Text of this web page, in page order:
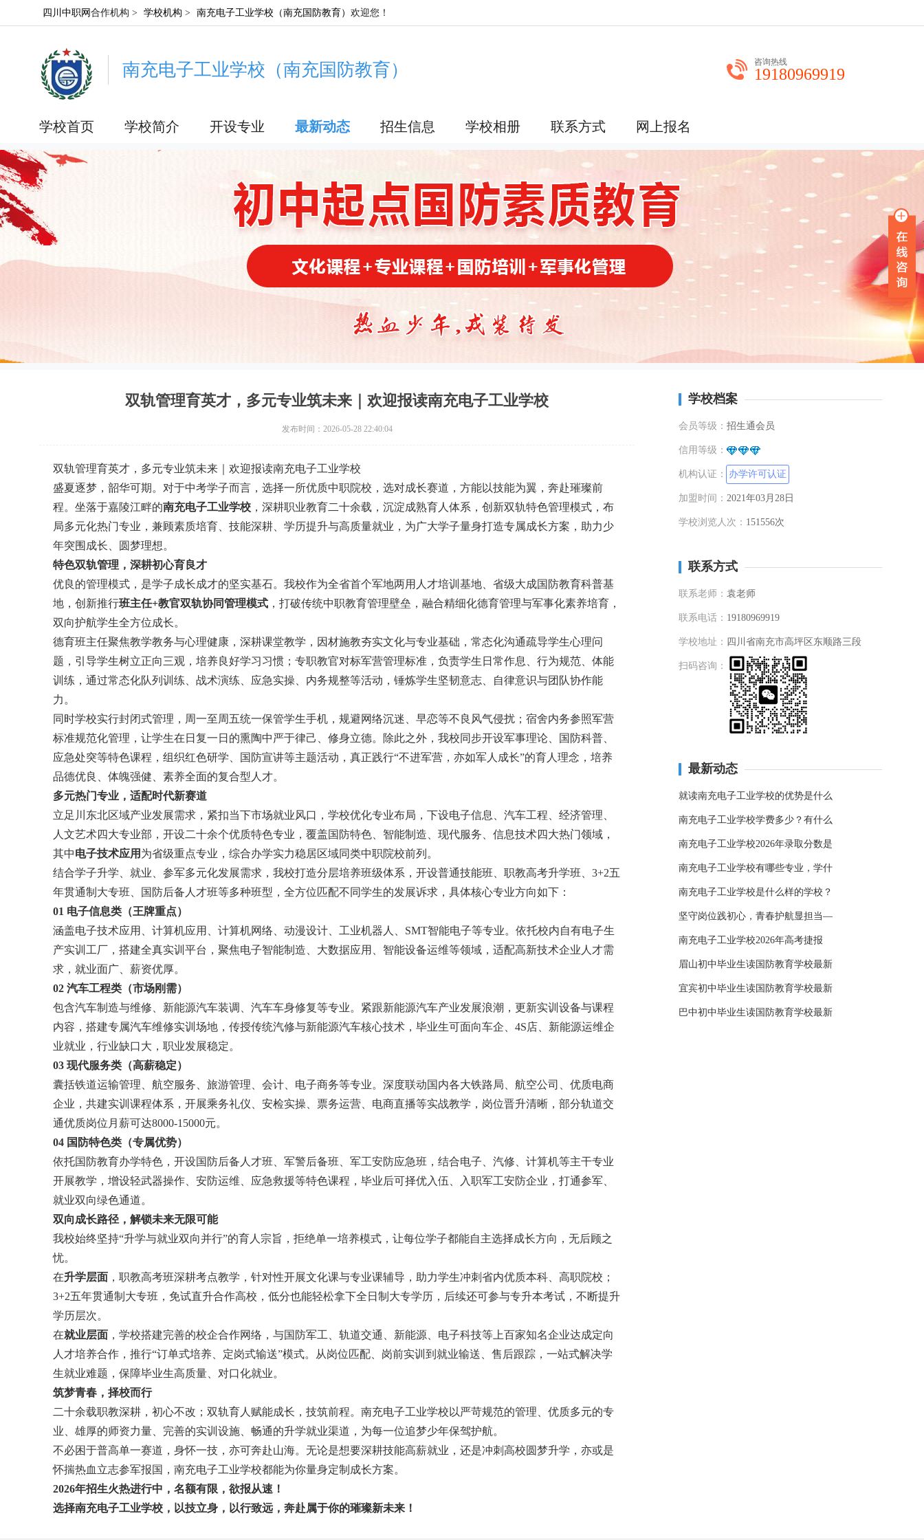
四川中职网 合作机构 > 学校机构 > 南充电子工业学校（南充国防教育） 欢迎您！
南充电子工业学校（南充国防教育） 咨询热线
19180969919
学校首页 学校简介 开设专业 最新动态 招生信息 学校相册 联系方式 网上报名
双轨管理育英才，多元专业筑未来｜欢迎报读南充电子工业学校
发布时间：2026-05-28 22:40:04
双轨管理育英才，多元专业筑未来｜欢迎报读南充电子工业学校
盛夏逐梦，韶华可期。对于中考学子而言，选择一所优质中职院校，选对成长赛道，方能以技能为翼，奔赴璀璨前
程。坐落于嘉陵江畔的南充电子工业学校 ，深耕职业教育二十余载，沉淀成熟育人体系，创新双轨特色管理模式，布
局多元化热门专业，兼顾素质培育、技能深耕、学历提升与高质量就业，为广大学子量身打造专属成长方案，助力少
年突围成长、圆梦理想。
特色双轨管理，深耕初心育良才
优良的管理模式，是学子成长成才的坚实基石。我校作为全省首个军地两用人才培训基地、省级大成国防教育科普基
地，创新推行班主任+教官双轨协同管理模式 ，打破传统中职教育管理壁垒，融合精细化德育管理与军事化素养培育，
双向护航学生全方位成长。
德育班主任聚焦教学教务与心理健康，深耕课堂教学，因材施教夯实文化与专业基础，常态化沟通疏导学生心理问
题，引导学生树立正向三观，培养良好学习习惯；专职教官对标军营管理标准，负责学生日常作息、行为规范、体能
训练，通过常态化队列训练、战术演练、应急实操、内务规整等活动，锤炼学生坚韧意志、自律意识与团队协作能
力。
同时学校实行封闭式管理，周一至周五统一保管学生手机，规避网络沉迷、早恋等不良风气侵扰；宿舍内务参照军营
标准规范化管理，让学生在日复一日的熏陶中严于律己、修身立德。除此之外，我校同步开设军事理论、国防科普、
应急处突等特色课程，组织红色研学、国防宣讲等主题活动，真正践行“不进军营，亦如军人成长”的育人理念，培养
品德优良、体魄强健、素养全面的复合型人才。
多元热门专业，适配时代新赛道
立足川东北区域产业发展需求，紧扣当下市场就业风口，学校优化专业布局，下设电子信息、汽车工程、经济管理、
人文艺术四大专业部，开设二十余个优质特色专业，覆盖国防特色、智能制造、现代服务、信息技术四大热门领域，
其中电子技术应用 为省级重点专业，综合办学实力稳居区域同类中职院校前列。
结合学子升学、就业、参军多元化发展需求，我校打造分层培养班级体系，开设普通技能班、职教高考升学班、3+2五
年贯通制大专班、国防后备人才班等多种班型，全方位匹配不同学生的发展诉求，具体核心专业方向如下：
01 电子信息类（王牌重点）
涵盖电子技术应用、计算机应用、计算机网络、动漫设计、工业机器人、SMT智能电子等专业。依托校内自有电子生
产实训工厂，搭建全真实训平台，聚焦电子智能制造、大数据应用、智能设备运维等领域，适配高新技术企业人才需
求，就业面广、薪资优厚。
02 汽车工程类（市场刚需）
包含汽车制造与维修、新能源汽车装调、汽车车身修复等专业。紧跟新能源汽车产业发展浪潮，更新实训设备与课程
内容，搭建专属汽车维修实训场地，传授传统汽修与新能源汽车核心技术，毕业生可面向车企、4S店、新能源运维企
业就业，行业缺口大，职业发展稳定。
03 现代服务类（高薪稳定）
囊括铁道运输管理、航空服务、旅游管理、会计、电子商务等专业。深度联动国内各大铁路局、航空公司、优质电商
企业，共建实训课程体系，开展乘务礼仪、安检实操、票务运营、电商直播等实战教学，岗位晋升清晰，部分轨道交
通优质岗位月薪可达8000-15000元。
04 国防特色类（专属优势）
依托国防教育办学特色，开设国防后备人才班、军警后备班、军工安防应急班，结合电子、汽修、计算机等主干专业
开展教学，增设轻武器操作、安防运维、应急救援等特色课程，毕业后可择优入伍、入职军工安防企业，打通参军、
就业双向绿色通道。
双向成长路径，解锁未来无限可能
我校始终坚持“升学与就业双向并行”的育人宗旨，拒绝单一培养模式，让每位学子都能自主选择成长方向，无后顾之
忧。
在升学层面 ，职教高考班深耕考点教学，针对性开展文化课与专业课辅导，助力学生冲刺省内优质本科、高职院校；
3+2五年贯通制大专班，免试直升合作高校，低分也能轻松拿下全日制大专学历，后续还可参与专升本考试，不断提升
学历层次。
在就业层面 ，学校搭建完善的校企合作网络，与国防军工、轨道交通、新能源、电子科技等上百家知名企业达成定向
人才培养合作，推行“订单式培养、定岗式输送”模式。从岗位匹配、岗前实训到就业输送、售后跟踪，一站式解决学
生就业难题，保障毕业生高质量、对口化就业。
筑梦青春，择校而行
二十余载职教深耕，初心不改；双轨育人赋能成长，技筑前程。南充电子工业学校以严苛规范的管理、优质多元的专
业、雄厚的师资力量、完善的实训设施、畅通的升学就业渠道，为每一位追梦少年保驾护航。
不必困于普高单一赛道，身怀一技，亦可奔赴山海。无论是想要深耕技能高薪就业，还是冲刺高校圆梦升学，亦或是
怀揣热血立志参军报国，南充电子工业学校都能为你量身定制成长方案。
2026年招生火热进行中，名额有限，欲报从速！
选择南充电子工业学校，以技立身，以行致远，奔赴属于你的璀璨新未来！
学校档案
会员等级： 招生通会员
信用等级：
机构认证： 办学许可认证
加盟时间： 2021年03月28日
学校浏览人次： 151556次
联系方式
联系老师： 袁老师
联系电话： 19180969919
学校地址： 四川省南充市高坪区东顺路三段
扫码咨询：
最新动态
就读南充电子工业学校的优势是什么
南充电子工业学校学费多少？有什么
南充电子工业学校2026年录取分数是
南充电子工业学校有哪些专业，学什
南充电子工业学校是什么样的学校？
坚守岗位践初心，青春护航显担当—
南充电子工业学校2026年高考捷报
眉山初中毕业生读国防教育学校最新
宜宾初中毕业生读国防教育学校最新
巴中初中毕业生读国防教育学校最新